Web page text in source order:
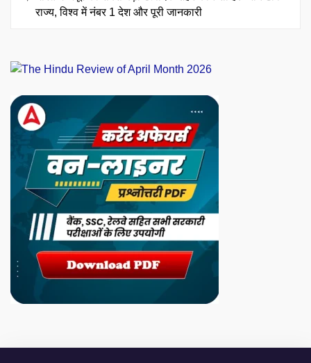
राज्य, विश्व में नंबर 1 देश और पूरी जानकारी